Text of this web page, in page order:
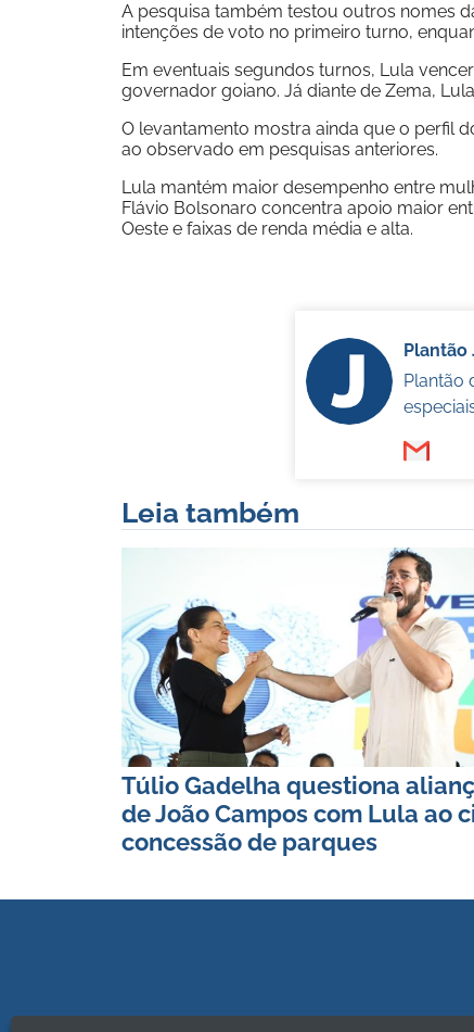
A pesquisa também testou outros nomes
intenções de voto no primeiro turno,
Em eventuais segundos turnos, Lula
governador goiano. Já diante de Zema,
O levantamento mostra ainda que o perfil
ao observado em pesquisas anteriores.
Lula mantém maior desempenho entre
Flávio Bolsonaro concentra apoio maior
Oeste e faixas de renda média e alta.
Plantão
Plantão
Leia também
Túlio Gadelha questiona
de João Campos com Lula ao
concessão de parques